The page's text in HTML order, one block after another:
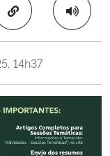
Copiar para área
14h37